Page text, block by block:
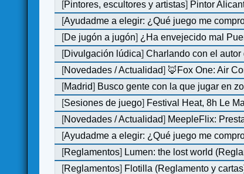
[Pintores, escultores y artistas] Pintor
[Ayudadme a elegir: ¿Qué juego me
[De jugón a jugón] ¿Ha envejecido mal
[Divulgación lúdica]Charlando con el autor
[Novedades / Actualidad] 🦊Fox One: Air
[Madrid] Busco gente con la que jugar en
[Sesiones de juego] Festival Heat, 8h Le
[Novedades / Actualidad] MeepleFlix:
[Ayudadme a elegir: ¿Qué juego me
[Reglamentos] Lumen: the lost world
[Reglamentos] Flotilla (Reglamento y